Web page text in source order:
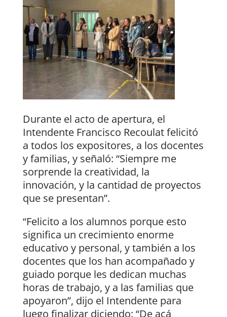
Durante el acto de apertura, el
Intendente Francisco Recoulat felicitó
a todos los expositores, a los docentes
y familias, y señaló: “Siempre me
sorprende la creatividad, la
innovación, y la cantidad de proyectos
que se presentan”.
“Felicito a los alumnos porque esto
significa un crecimiento enorme
educativo y personal, y también a los
docentes que los han acompañado y
guiado porque les dedican muchas
horas de trabajo, y a las familias que
apoyaron”, dijo el Intendente para
luego finalizar diciendo: “De acá